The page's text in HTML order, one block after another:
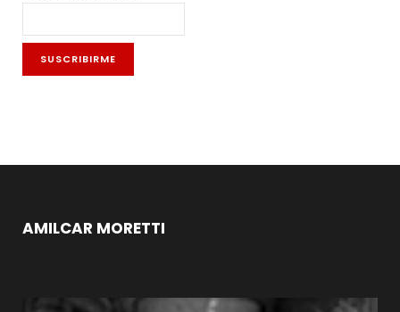
AMILCAR MORETTI